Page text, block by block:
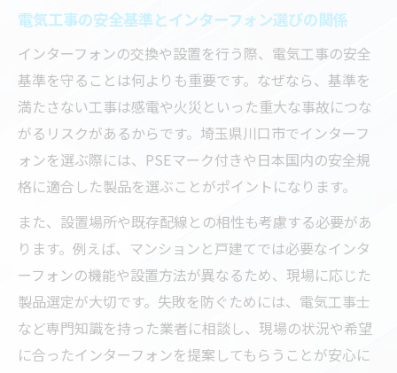
インターフォン交換を円滑に進める電気工
川口市で安心できるインターフォン電気工事の
安心して任せられる電気工事業者の見極め
方
地元密着の電気工事でインターフォン交換
インターフォン工事で大切な電気工事士の
資格確認
インターフォン工事の見積もりと電気工事
内容の比較
電気工事の実績からインターフォン業者を
電気工事の安全基準とインターフォン選びの関係
インターフォンの交換や設置を行う際、電気工事の安全
基準を守ることは何よりも重要です。なぜなら、基準を
満たさない工事は感電や火災といった重大な事故につな
がるリスクがあるからです。埼玉県川口市でインターフ
ォンを選ぶ際には、PSEマーク付きや日本国内の安全規
格に適合した製品を選ぶことがポイントになります。
また、設置場所や既存配線との相性も考慮する必要があ
ります。例えば、マンションと戸建てでは必要なインタ
ーフォンの機能や設置方法が異なるため、現場に応じた
製品選定が大切です。失敗を防ぐためには、電気工事士
など専門知識を持った業者に相談し、現場の状況や希望
に合ったインターフォンを提案してもらうことが安心に